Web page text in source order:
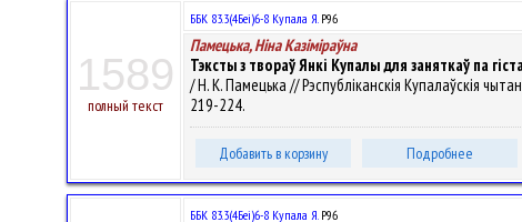
1589
полный текст
ББК 83.3(4Беі)6-8 Купала Я.Р96
Памецька, Ніна Казіміраўна
Тэксты з твораў Янкі Купалы для заняткаў па
/ Н. К. Памецька // Рэспубліканскія Купалаўскія
219-224.
Добавить в корзину Подробнее
ББК 83.3(4Беі)6-8 Купала Я.Р96